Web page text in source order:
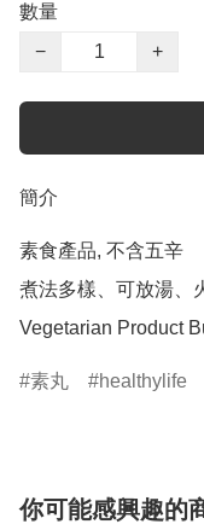
數量
−
+
簡介
素食產品, 不含五辛
煮法多樣、可放湯、
Vegetarian Product
素丸 healthylife
你可能感興趣的